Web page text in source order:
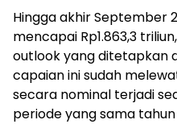
Hingga akhir September
mencapai Rp1.863,3
outlook yang ditetapkan
capaian ini sudah
secara nominal terjadi
periode yang sama